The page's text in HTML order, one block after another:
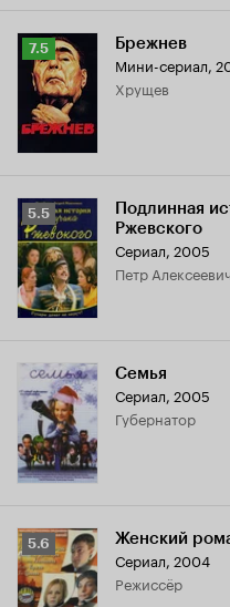
Рейтинг
Кинопоиска
7.5
7.5 Брежнев
Мини-сериал,
Хрущев
Рейтинг
Кинопоиска
5.5
5.5
Подлинная
Ржевского
Сериал, 2005
Петр
Семья
Сериал, 2005
губернатор
Рейтинг
Кинопоиска
5.6
5.6 Женский
Сериал, 2004
режиссёр